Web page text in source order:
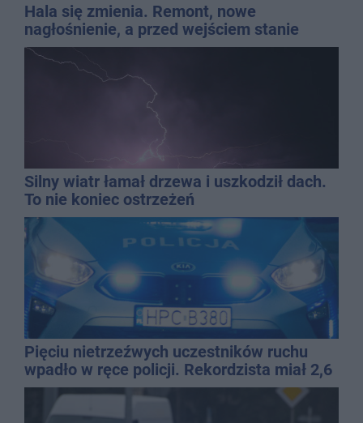
Hala się zmienia. Remont, nowe
nagłośnienie, a przed wejściem stanie
QEMETICA ARENA
Silny wiatr łamał drzewa i uszkodził dach.
To nie koniec ostrzeżeń
Pięciu nietrzeźwych uczestników ruchu
wpadło w ręce policji. Rekordzista miał 2,6
promila